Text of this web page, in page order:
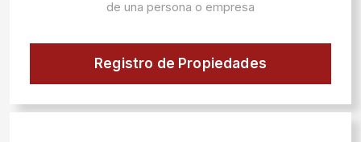
de una persona o empresa
Registro de Propiedades